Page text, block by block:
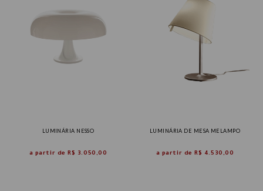
LUMINÁRIA NESSO
a partir deR$ 3.050,00
LUMINÁRIA DE MESA MELAMPO
a partir deR$ 4.530,00